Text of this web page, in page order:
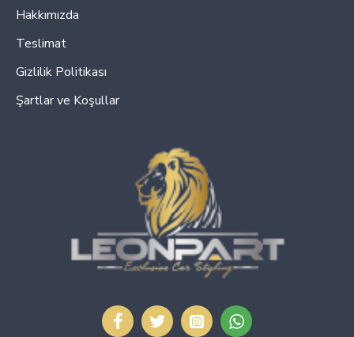
Hakkımızda
Teslimat
Gizlilik Politikası
Şartlar ve Koşullar